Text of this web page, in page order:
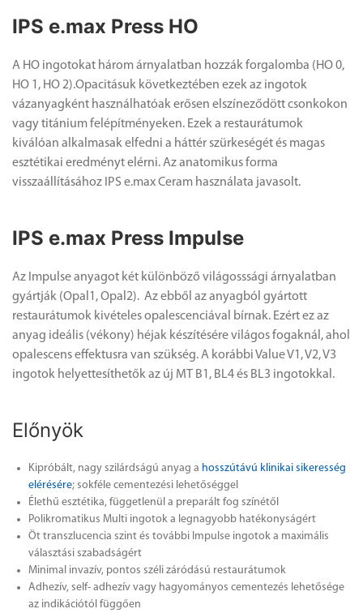
IPS e.max Press HO
A HO ingotokat három árnyalatban hozzák forgalomba (HO 0,
HO 1, HO 2).Opacitásuk következtében ezek az ingotok
vázanyagként használhatóak erősen elszíneződött csonkokon
vagy titánium felépítményeken. Ezek a restaurátumok
kiválóan alkalmasak elfedni a háttér szürkeségét és magas
esztétikai eredményt elérni. Az anatomikus forma
visszaállításához IPS e.max Ceram használata javasolt.
IPS e.max Press Impulse
Az Impulse anyagot két különböző világosssági árnyalatban
gyártják (Opal1, Opal2). Az ebből az anyagból gyártott
restaurátumok kivételes opalescenciával bírnak. Ezért ez az
anyag ideális (vékony) héjak készítésére világos fogaknál, ahol
opalescens effektusra van szükség. A korábbi Value V1, V2, V3
ingotok helyettesíthetők az új MT B1, BL4 és BL3 ingotokkal.
Előnyök
Kipróbált, nagy szilárdságú anyag a hosszútávú klinikai sikeresség
elérésére; sokféle cementezési lehetőséggel
Élethű esztétika, függetlenül a preparált fog színétől
Polikromatikus Multi ingotok a legnagyobb hatékonyságért
Öt transzlucencia szint és további Impulse ingotok a maximális
választási szabadságért
Minimal invazív, pontos széli záródású restaurátumok
Adhezív, self- adhezív vagy hagyományos cementezés lehetősége
az indikációtól függően